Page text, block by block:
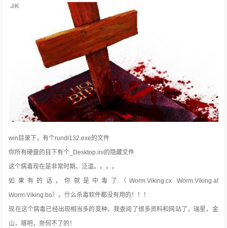
win目录下，有个rundl132.exe的文件
你所有硬盘的目下有个_Desktop.ini的隐藏文件
这个病毒现在是非常时期。泛滥。。。。
如果有的话，你就是中毒了（Worm.Viking.cx Worm.Viking.af
Worm.Viking.bo）。什么杀毒软件都没有用的！！！
现在这个病毒已经出现相当多的变种。我查阅了很多资料和网站了，瑞星，金
山，喀吧，奈何不了的！